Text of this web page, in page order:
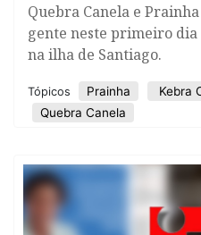
Quebra Canela e
gente neste primeiro
na ilha de Santiago.
Tópicos Prainha Kebra
Quebra Canela